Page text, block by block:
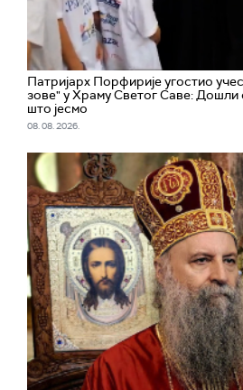
Патријарх Порфирије угостио
зове" у Храму Светог Саве: Дошли
што јесмо
08. 08. 2026.